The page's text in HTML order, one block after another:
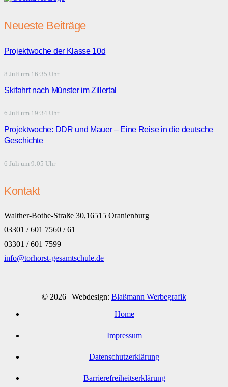
Neueste Beiträge
Projektwoche der Klasse 10d
8 Juli um 16:35 Uhr
Skifahrt nach Münster im Zillertal
6 Juli um 19:34 Uhr
Projektwoche: DDR und Mauer – Eine Reise in die deutsche
Geschichte
6 Juli um 9:05 Uhr
Kontakt
Walther-Bothe-Straße 30,16515 Oranienburg
03301 / 601 7560 / 61
03301 / 601 7599
info@torhorst-gesamtschule.de
© 2026 | Webdesign: Blaßmann Werbegrafik
Home
Impressum
Datenschutzerklärung
Barrierefreiheitserklärung